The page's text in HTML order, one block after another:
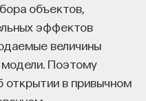
объектов,
эффектов
величины
Поэтому
открытии в привычном
ОБРАЗОВАНИЕ
ТОЧНЫЕ НАУКИ